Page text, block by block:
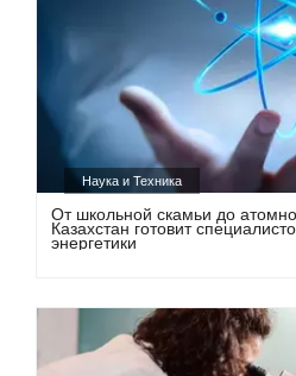
Наука и Техника
От школьной скамьи до
Казахстан готовит
энергетики